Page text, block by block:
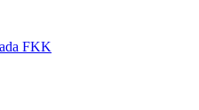
FKK